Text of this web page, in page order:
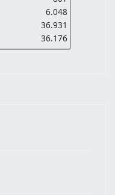
6.048
36.931
36.176